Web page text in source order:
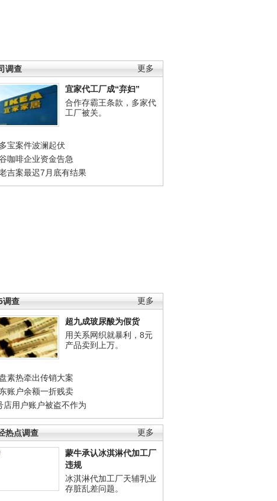
更多
调查
宜家代工厂成“弃妇”
合作存霸王条款，多家代
工厂被关。
宝案件波澜起伏
咖啡企业资金告急
吉案最迟7月底有结果
更多
调查
超九成玻尿酸为假货
用关系网织就暴利，8元
产品卖到上万。
素热牵出传销大案
账户余额一折贱卖
店用户账户被盗不作为
更多
热点调查
蒙牛承认冰淇淋代加工厂
违规
冰淇淋代加工厂天辅乳业
存脏乱差问题。